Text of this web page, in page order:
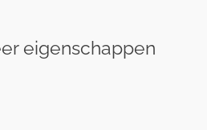
eigenschappen
eigenschappen